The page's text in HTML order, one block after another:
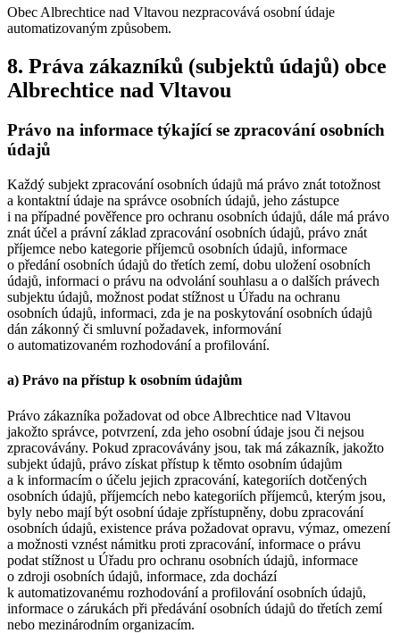
Obec Albrechtice nad Vltavou nezpracovává osobní údaje
automatizovaným způsobem.
8. Práva zákazníků (subjektů údajů) obce
Albrechtice nad Vltavou
Právo na informace týkající se zpracování osobních
údajů
Každý subjekt zpracování osobních údajů má právo znát totožnost
a kontaktní údaje na správce osobních údajů, jeho zástupce
i na případné pověřence pro ochranu osobních údajů, dále má právo
znát účel a právní základ zpracování osobních údajů, právo znát
příjemce nebo kategorie příjemců osobních údajů, informace
o předání osobních údajů do třetích zemí, dobu uložení osobních
údajů, informaci o právu na odvolání souhlasu a o dalších právech
subjektu údajů, možnost podat stížnost u Úřadu na ochranu
osobních údajů, informaci, zda je na poskytování osobních údajů
dán zákonný či smluvní požadavek, informování
o automatizovaném rozhodování a profilování.
a) Právo na přístup k osobním údajům
Právo zákazníka požadovat od obce Albrechtice nad Vltavou
jakožto správce, potvrzení, zda jeho osobní údaje jsou či nejsou
zpracovávány. Pokud zpracovávány jsou, tak má zákazník, jakožto
subjekt údajů, právo získat přístup k těmto osobním údajům
a k informacím o účelu jejich zpracování, kategoriích dotčených
osobních údajů, příjemcích nebo kategoriích příjemců, kterým jsou,
byly nebo mají být osobní údaje zpřístupněny, dobu zpracování
osobních údajů, existence práva požadovat opravu, výmaz, omezení
a možnosti vznést námitku proti zpracování, informace o právu
podat stížnost u Úřadu pro ochranu osobních údajů, informace
o zdroji osobních údajů, informace, zda dochází
k automatizovanému rozhodování a profilování osobních údajů,
informace o zárukách při předávání osobních údajů do třetích zemí
nebo mezinárodním organizacím.